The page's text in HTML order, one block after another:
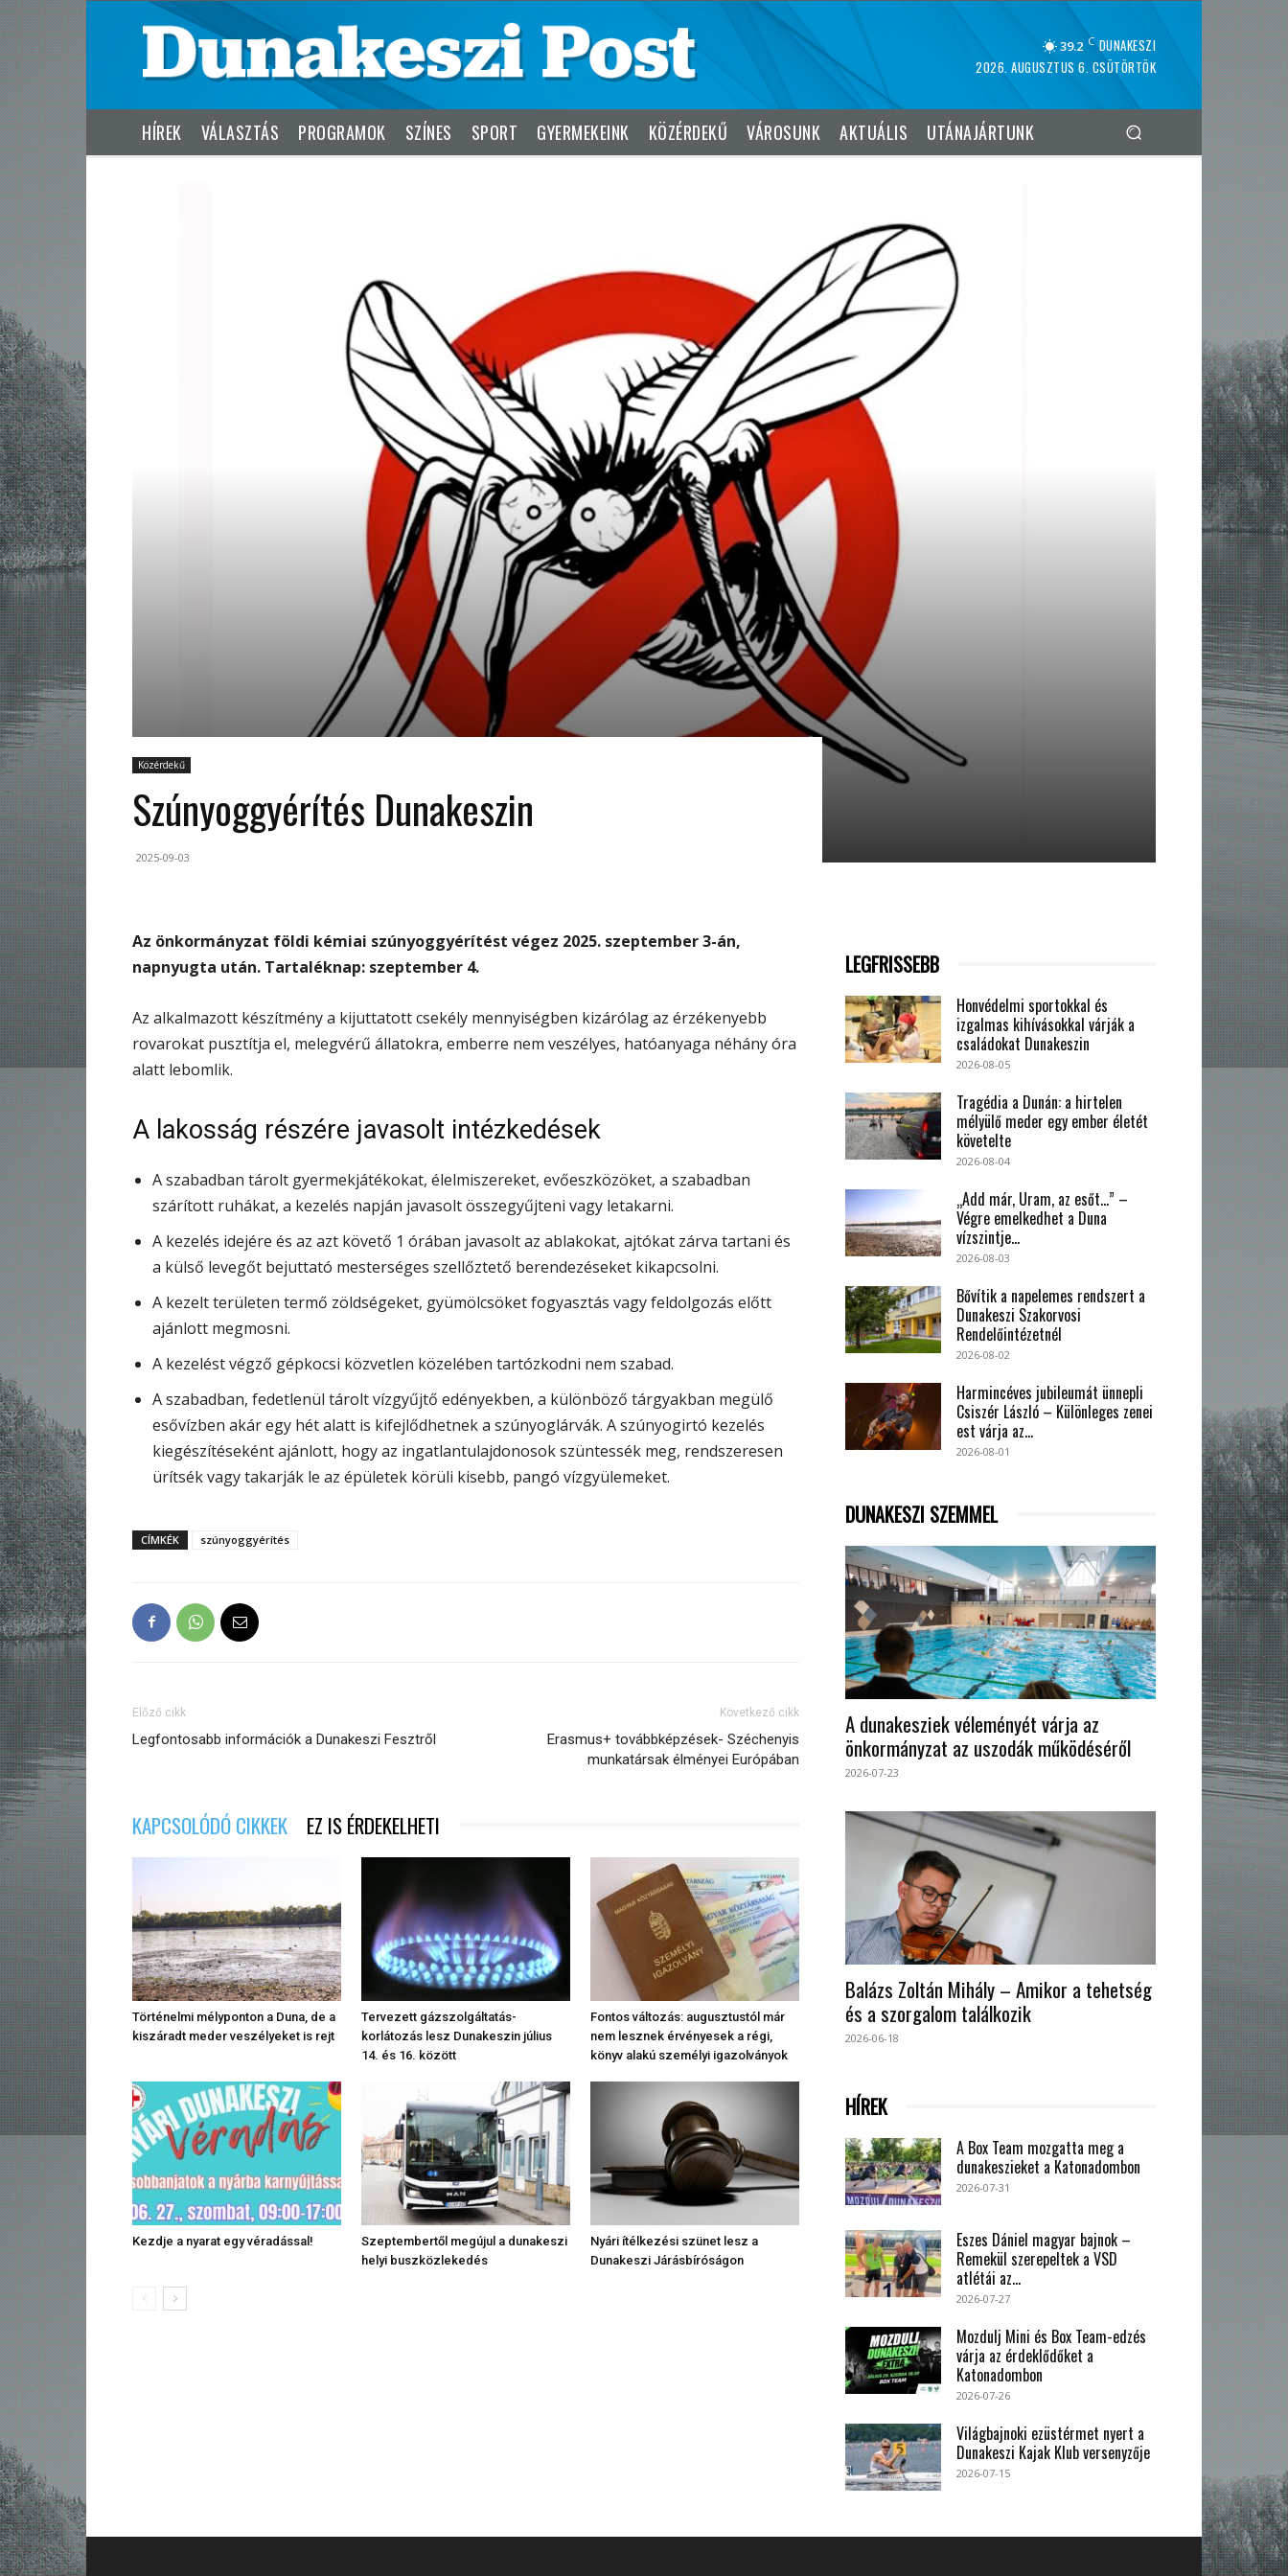
39.2 C DUNAKESZI
2026. AUGUSZTUS 6. CSÜTÖRTÖK
HÍREK VÁLASZTÁS PROGRAMOK SZÍNES SPORT GYERMEKEINK KÖZÉRDEKŰ VÁROSUNK AKTUÁLIS UTÁNAJÁRTUNK
Közérdekű
Szúnyoggyérítés Dunakeszin
2025-09-03
Az önkormányzat földi kémiai szúnyoggyérítést végez 2025. szeptember 3-án,
napnyugta után. Tartaléknap: szeptember 4.
Az alkalmazott készítmény a kijuttatott csekély mennyiségben kizárólag az érzékenyebb
rovarokat pusztítja el, melegvérű állatokra, emberre nem veszélyes, hatóanyaga néhány óra
alatt lebomlik.
A lakosság részére javasolt intézkedések
A szabadban tárolt gyermekjátékokat, élelmiszereket, evőeszközöket, a szabadban
szárított ruhákat, a kezelés napján javasolt összegyűjteni vagy letakarni.
A kezelés idejére és az azt követő 1 órában javasolt az ablakokat, ajtókat zárva tartani és
a külső levegőt bejuttató mesterséges szellőztető berendezéseket kikapcsolni.
A kezelt területen termő zöldségeket, gyümölcsöket fogyasztás vagy feldolgozás előtt
ajánlott megmosni.
A kezelést végző gépkocsi közvetlen közelében tartózkodni nem szabad.
A szabadban, fedetlenül tárolt vízgyűjtő edényekben, a különböző tárgyakban megülő
esővízben akár egy hét alatt is kifejlődhetnek a szúnyoglárvák. A szúnyogirtó kezelés
kiegészítéseként ajánlott, hogy az ingatlantulajdonosok szüntessék meg, rendszeresen
ürítsék vagy takarják le az épületek körüli kisebb, pangó vízgyülemeket.
CÍMKÉK szúnyoggyérítés
Előző cikk
Legfontosabb információk a Dunakeszi Fesztről
Következő cikk
Erasmus+ továbbképzések- Széchenyis
munkatársak élményei Európában
KAPCSOLÓDÓ CIKKEK EZ IS ÉRDEKELHETI
Történelmi mélyponton a Duna, de a
kiszáradt meder veszélyeket is rejt
Tervezett gázszolgáltatás-
korlátozás lesz Dunakeszin július
14. és 16. között
Fontos változás: augusztustól már
nem lesznek érvényesek a régi,
könyv alakú személyi igazolványok
Kezdje a nyarat egy véradással!
Szeptembertől megújul a dunakeszi
helyi buszközlekedés
Nyári ítélkezési szünet lesz a
Dunakeszi Járásbíróságon
LEGFRISSEBB
Honvédelmi sportokkal és
izgalmas kihívásokkal várják a
családokat Dunakeszin
2026-08-05
Tragédia a Dunán: a hirtelen
mélyülő meder egy ember életét
követelte
2026-08-04
„Add már, Uram, az esőt…” –
Végre emelkedhet a Duna
vízszintje...
2026-08-03
Bővítik a napelemes rendszert a
Dunakeszi Szakorvosi
Rendelőintézetnél
2026-08-02
Harmincéves jubileumát ünnepli
Csiszér László – Különleges zenei
est várja az...
2026-08-01
DUNAKESZI SZEMMEL
A dunakesziek véleményét várja az
önkormányzat az uszodák működéséről
2026-07-23
Balázs Zoltán Mihály – Amikor a tehetség
és a szorgalom találkozik
2026-06-18
HÍREK
A Box Team mozgatta meg a
dunakeszieket a Katonadombon
2026-07-31
Eszes Dániel magyar bajnok –
Remekül szerepeltek a VSD
atlétái az...
2026-07-27
Mozdulj Mini és Box Team-edzés
várja az érdeklődőket a
Katonadombon
2026-07-26
Világbajnoki ezüstérmet nyert a
Dunakeszi Kajak Klub versenyzője
2026-07-15